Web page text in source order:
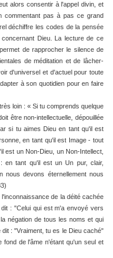
alors consentir à l'appel divin, et
commentant pas à pas ce grand
déchiffre les codes de la pensée
Dieu. La lecture de ce
de rapprocher le silence de
de méditation et de lâcher-
d'universel et d'actuel pour toute
à son quotidien pour en faire
loin : « Si tu comprends quelque
être non-intellectuelle, dépouillée
si tu aimes Dieu en tant qu'il est
en tant qu'il est Image - tout
est un Non-Dieu, un Non-Intellect,
en tant qu'il est un Un pur, clair,
nous devons éternellement nous
de la déité cachée
: "Celui qui est m'a envoyé vers
négation de tous les noms et qui
: "Vraiment, tu es le Dieu caché"
de l'âme n'étant qu'un seul et